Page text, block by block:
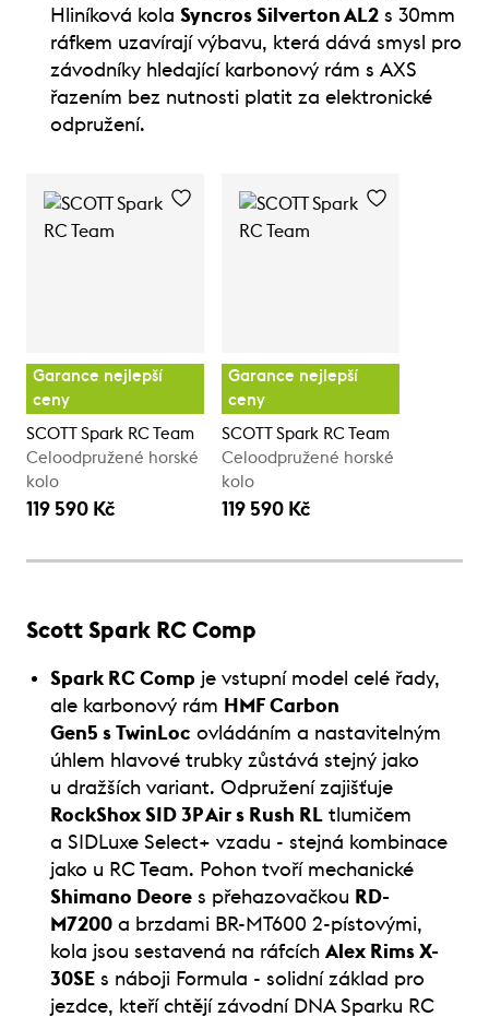
Hliníková kola Syncros Silverton AL2s 30mm
ráfkem uzavírají výbavu, která dává smysl pro
závodníky hledající karbonový rám s AXS
řazením bez nutnosti platit za elektronické
odpružení.
Garance nejlepší
ceny
SCOTT Spark RC Team
Celoodpružené horské
kolo
119 590 Kč
Garance nejlepší
ceny
SCOTT Spark RC Team
Celoodpružené horské
kolo
119 590 Kč
Scott Spark RC Comp
Spark RC Compje vstupní model celé řady,
ale karbonový rám HMF Carbon
Gen5 s TwinLoc ovládáním a nastavitelným
úhlem hlavové trubky zůstává stejný jako
u dražších variant. Odpružení zajišťuje
RockShox SID 3P Air s Rush RL
tlumičem
a SIDLuxe Select+ vzadu - stejná kombinace
jako u RC Team. Pohon tvoří mechanické
Shimano Deores přehazovačkou RD-
M7200a brzdami BR-MT600 2-pístovými,
kola jsou sestavená na ráfcích Alex Rims X-
30SEs náboji Formula - solidní základ pro
jezdce, kteří chtějí závodní DNA Sparku RC